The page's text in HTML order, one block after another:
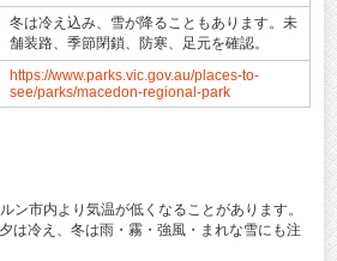
冬は冷え込み、雪が降ることもあります。未
舗装路、季節閉鎖、防寒、足元を確認。
https://www.parks.vic.gov.au/places-to-
see/parks/macedon-regional-park
ン市内より気温が低くなることがあります。
は冷え、冬は雨・霧・強風・まれな雪にも注